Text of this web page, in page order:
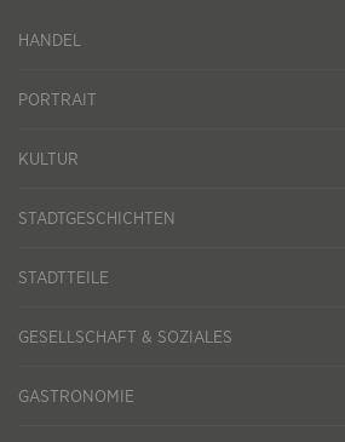
HANDEL
PORTRAIT
KULTUR
STADTGESCHICHTEN
STADTTEILE
GESELLSCHAFT & SOZIALES
GASTRONOMIE